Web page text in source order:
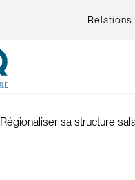
Relations
Régionaliser sa structure